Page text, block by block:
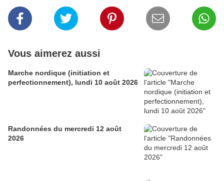
Vous aimerez aussi
Marche nordique (initiation et
perfectionnement), lundi 10 août 2026
Randonnées du mercredi 12 août
2026